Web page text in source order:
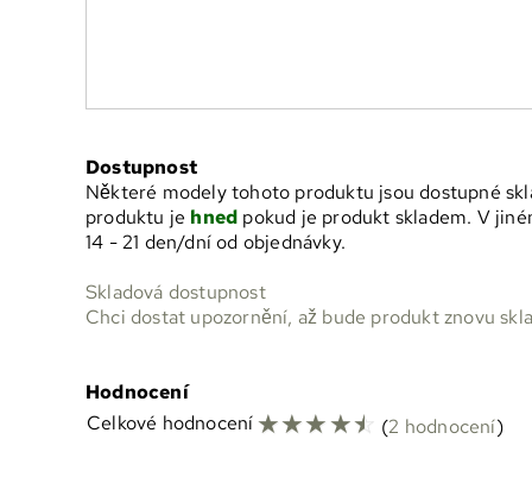
Dostupnost
Některé modely tohoto produktu jsou dostupné
produktu je hned pokud je produkt skladem. V
14 - 21 den/dníod objednávky.
Skladová dostupnost
Chci dostat upozornění, až bude produkt znovu
Hodnocení
Celkové hodnocení ☆☆☆☆☆ (2 hodnocení)